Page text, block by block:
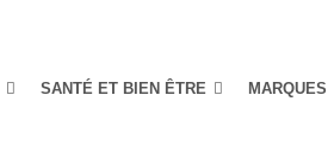
SANTÉ ET BIEN ÊTRE MARQUES